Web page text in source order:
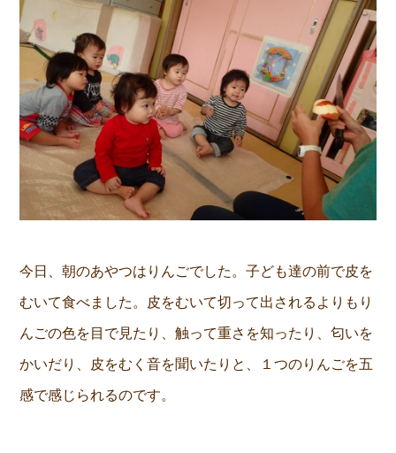
今日、朝のあやつはりんごでした。子ども達の前で皮を
むいて食べました。皮をむいて切って出されるよりもり
んごの色を目で見たり、触って重さを知ったり、匂いを
かいだり、皮をむく音を聞いたりと、１つのりんごを五
感で感じられるのです。